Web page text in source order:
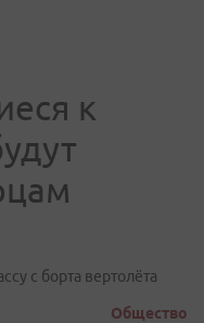
к
с борта вертолёта
Общество